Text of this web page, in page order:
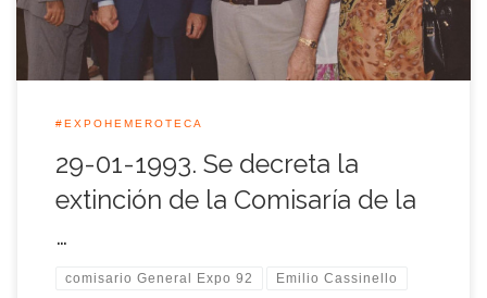
#EXPOHEMEROTECA
29-01-1993. Se decreta la
extinción de la Comisaría de la
…
comisario General Expo 92 Emilio Cassinello